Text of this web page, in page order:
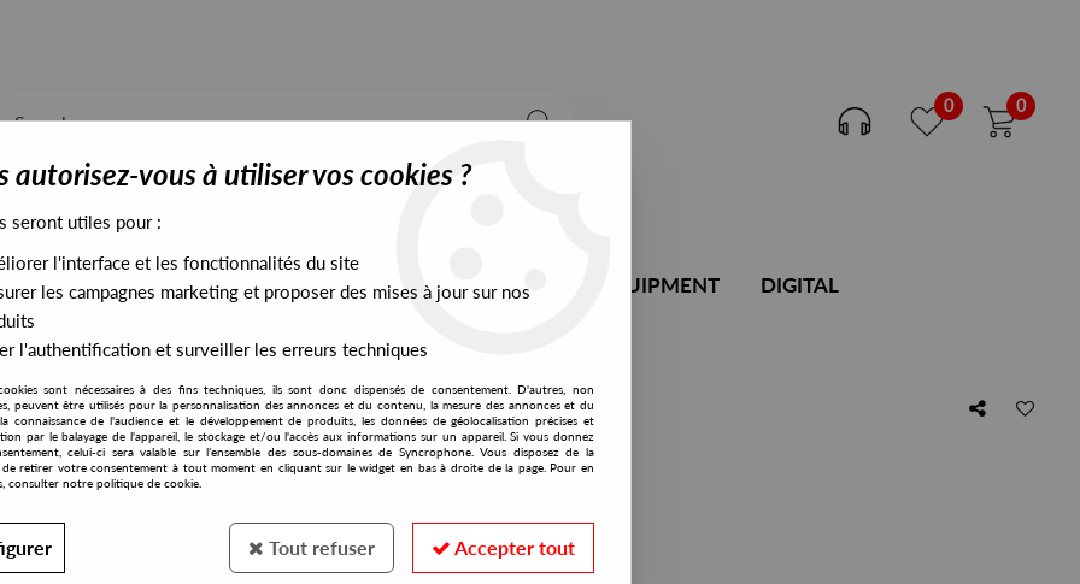
0 0
STOCK EXCLUSIVES PRESALES EXCLUSIVES DJ EQUIPMENT DIGITAL
1988 - 2003 Vol. 1
Logistic Records
Atom Heart
Acid Evolution 1988 - 2003 Vol. 1
15,99 €incl. taxes
LOG046LP
autorisez-vous à utiliser vos cookies ?
seront utiles pour :
l'interface et les fonctionnalités du site
les campagnes marketing et proposer des mises à jour sur nos
l'authentification et surveiller les erreurs techniques
sont nécessaires à des fins techniques, ils sont donc dispensés de consentement. D'autres, non
peuvent être utilisés pour la personnalisation des annonces et du contenu, la mesure des annonces et du
connaissance de l'audience et le développement de produits, les données de géolocalisation précises et
par le balayage de l'appareil, le stockage et/ou l'accès aux informations sur un appareil. Si vous donnez
celui-ci sera valable sur l’ensemble des sous-domaines de Syncrophone. Vous disposez de la
de retirer votre consentement à tout moment en cliquant sur le widget en bas à droite de la page. Pour en
consulter notre politique de cookie.
Tout refuser Accepter tout